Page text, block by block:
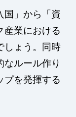
国」から「資
産業における
しょう。同時
なルール作り
プを発揮する